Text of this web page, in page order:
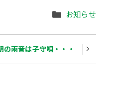
Categories
お知らせ
の雨音は子守唄・・・